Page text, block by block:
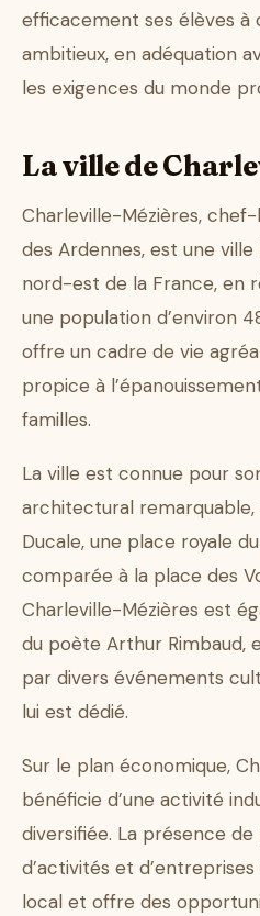
efficacement ses élèves à
ambitieux, en adéquation
les exigences du monde
La ville de
Charleville-Mézières,
des Ardennes, est une
nord-est de la France, en
une population d’environ
offre un cadre de vie
propice à
familles.
La ville est connue pour
architectural
Ducale, une place royale
comparée à la place des
Charleville-Mézières est
du poète Arthur Rimbaud,
par divers événements
lui est dédié.
Sur le plan économique,
bénéficie d’une activité
diversifiée. La présence de
d’activités et
local et offre des